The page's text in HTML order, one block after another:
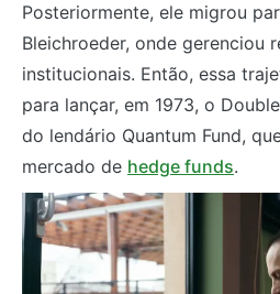
Posteriormente, ele migrou
Bleichroeder, onde gerenciou
institucionais. Então, essa
para lançar, em 1973, o
do lendário Quantum Fund,
mercado de hedge funds.